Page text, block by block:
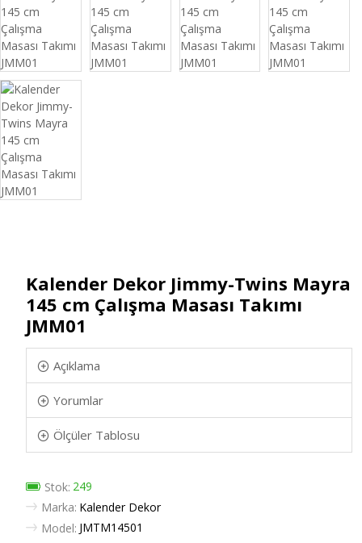
Kalender Dekor Jimmy-Twins Mayra
145 cm Çalışma Masası Takımı
JMM01
Açıklama
Yorumlar
Ölçüler Tablosu
Stok: 249
Marka: Kalender Dekor
Model: JMTM14501